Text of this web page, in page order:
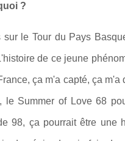
?
le Tour du Pays
de ce jeune
ça m'a capté, ça
Summer of Love 68
98, ça pourrait être une